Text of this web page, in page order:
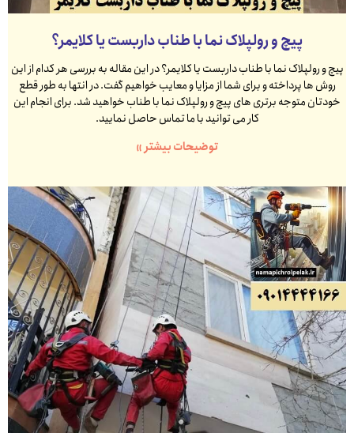
پیچ و رولپلاک نما با طناب داربست یا کلایمر؟
پیچ و رولپلاک نما با طناب داربست یا کلایمر؟ در این مقاله به بررسی هر کدام از این
روش ها پرداخته و برای شما از مزایا و معایب خواهیم گفت. در انتها به طور قطع
خودتان متوجه برتری های پیچ و رولپلاک نما با طناب خواهید شد. برای انجام این
کار می توانید با ما تماس حاصل نمایید.
توضیحات بیشتر »